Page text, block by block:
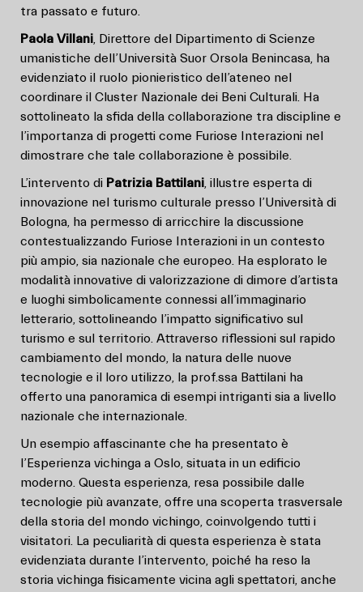
tra passato e futuro.
Paola Villani, Direttore del Dipartimento di Scienze
umanistiche dell’Università Suor Orsola Benincasa, ha
evidenziato il ruolo pionieristico dell’ateneo nel
coordinare il Cluster Nazionale dei Beni Culturali. Ha
sottolineato la sfida della collaborazione tra discipline e
l’importanza di progetti come Furiose Interazioni nel
dimostrare che tale collaborazione è possibile.
L’intervento di Patrizia Battilani, illustre esperta di
innovazione nel turismo culturale presso l’Università di
Bologna, ha permesso di arricchire la discussione
contestualizzando Furiose Interazioni in un contesto
più ampio, sia nazionale che europeo. Ha esplorato le
modalità innovative di valorizzazione di dimore d’artista
e luoghi simbolicamente connessi all’immaginario
letterario, sottolineando l’impatto significativo sul
turismo e sul territorio. Attraverso riflessioni sul rapido
cambiamento del mondo, la natura delle nuove
tecnologie e il loro utilizzo, la prof.ssa Battilani ha
offerto una panoramica di esempi intriganti sia a livello
nazionale che internazionale.
Un esempio affascinante che ha presentato è
l’Esperienza vichinga a Oslo, situata in un edificio
moderno. Questa esperienza, resa possibile dalle
tecnologie più avanzate, offre una scoperta trasversale
della storia del mondo vichingo, coinvolgendo tutti i
visitatori. La peculiarità di questa esperienza è stata
evidenziata durante l’intervento, poiché ha reso la
storia vichinga fisicamente vicina agli spettatori, anche